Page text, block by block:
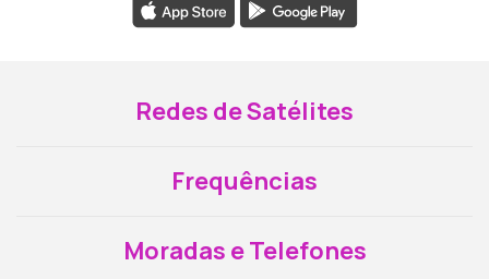
Redes de Satélites
Frequências
Moradas e Telefones